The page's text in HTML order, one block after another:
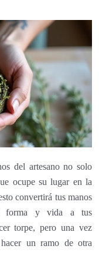
del artesano no solo
ocupe su lugar en la
convertirá tus manos
forma y vida a tus
torpe, pero una vez
un ramo de otra